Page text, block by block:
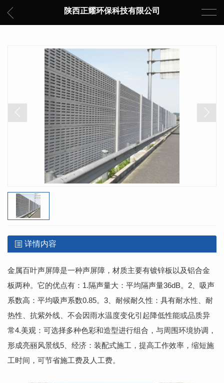
陕西正耀环保科技有限公司
详情内容
金属百叶声屏障是一种声屏障，材质主要有镀锌板以及铝合金
板两种。它的优点有：1.隔声量大：平均隔声量36dB。2、吸声
系数高：平均吸声系数0.85。3、耐候耐久性：具有耐水性、耐
热性、抗紫外线、不会因雨水温度变化引起降低性能或品质异
常4.美观：可选择多种色彩和造型进行组合，与周围环境协调，
形成亮丽风景线5、经济：装配式施工，提高工作效率，缩短施
工时间，可节省施工费及人工费。